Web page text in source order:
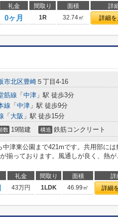
礼金 間取り 面積 詳
0ヶ月 1R 32.74㎡ 詳細を
市北区豊崎 ５丁目4-16
筋線 「 中津 」駅 徒歩3分
線 「 中津 」駅 徒歩9分
「 大阪 」駅 徒歩15分
数 19階建 構造 鉄筋コンクリート
中津東公園まで421mです。共用部に
揃っております。風通しが良く、熱
礼金 間取り 面積 詳
43万円 1LDK 46.99㎡ 詳細